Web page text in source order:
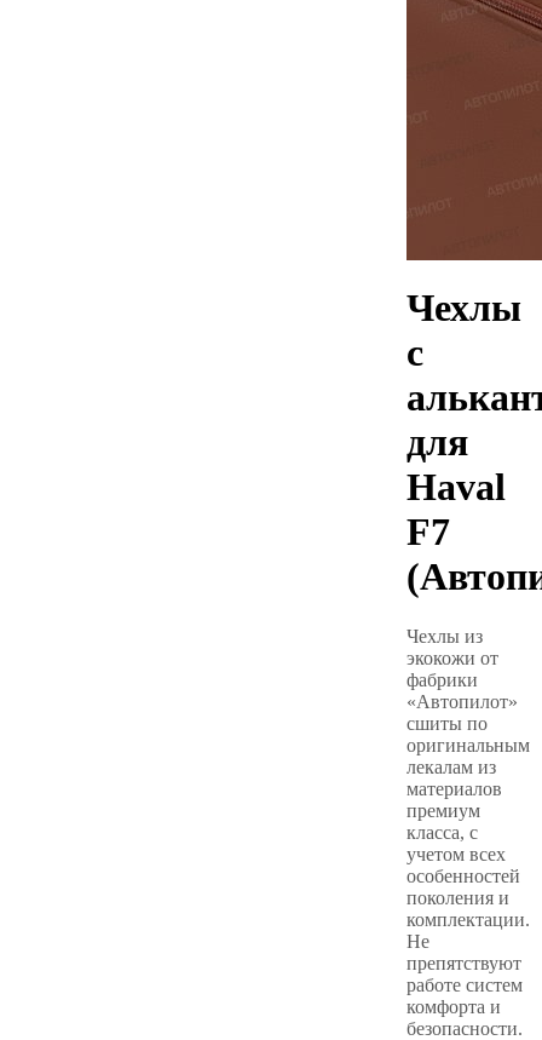
Чехлы
с
для
Haval
F7
Чехлы из
экокожи от
фабрики
«Автопилот»
сшиты по
оригинальным
лекалам из
материалов
премиум
класса, с
учетом всех
особенностей
поколения и
комплектации.
Не
препятствуют
работе систем
комфорта и
безопасности.